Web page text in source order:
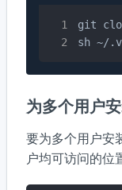
git
sh ~/
为多个用户
要为多个用户安
户均可访问的位